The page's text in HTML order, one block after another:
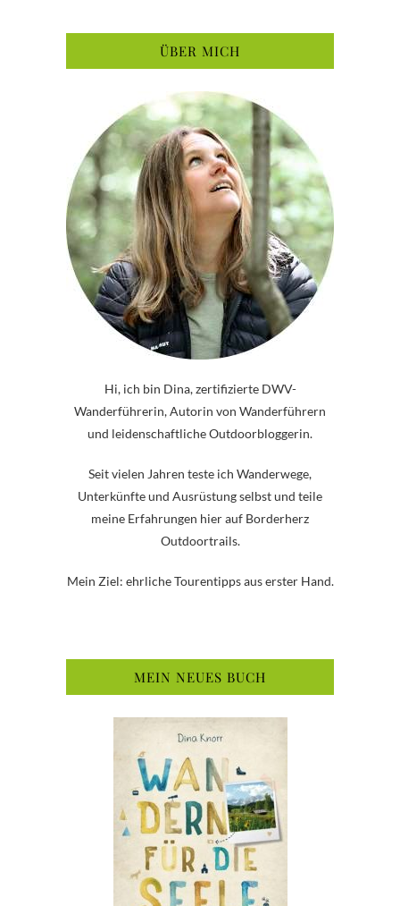
ÜBER MICH
Hi, ich bin Dina, zertifizierte DWV-
Wanderführerin, Autorin von Wanderführern
und leidenschaftliche Outdoorbloggerin.
Seit vielen Jahren teste ich Wanderwege,
Unterkünfte und Ausrüstung selbst und teile
meine Erfahrungen hier auf Borderherz
Outdoortrails.
Mein Ziel: ehrliche Tourentipps aus erster Hand.
MEIN NEUES BUCH